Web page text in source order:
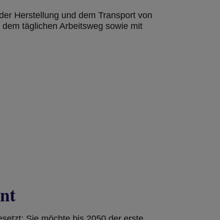
Herstellung und dem Transport von
täglichen Arbeitsweg sowie mit